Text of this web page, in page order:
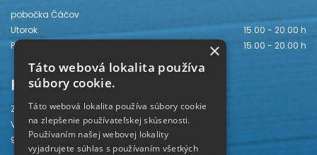
pobočka Čáčov
Utorok
15.00 - 20.00 h
Piatok
15.00 - 20.00 h
Kontakt
Záhorská knižnica
Vajanského 28
905 01 Senica
×
Táto webová lokalita používa
súbory cookie.
Táto webová lokalita používa súbory cookie
na zlepšenie používateľskej skúsenosti.
Používaním našej webovej lokality
vyjadrujete súhlas s používaním všetkých